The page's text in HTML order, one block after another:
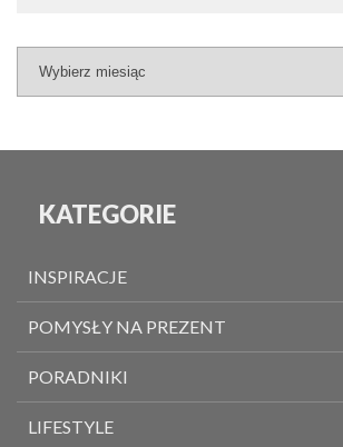
KATEGORIE
INSPIRACJE
POMYSŁY NA PREZENT
PORADNIKI
LIFESTYLE